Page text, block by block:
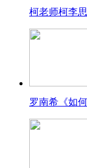
柯老师柯李
罗南希《如